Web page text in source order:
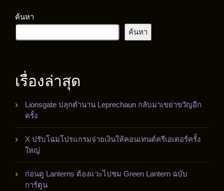
ค้นหา
ค้นหา
เรื่องล่าสุด
Lionsgate ปลุกตำนาน Leprechaun กลับมาเขย่าขวัญอีก
ครั้ง
X ปรับโฉมโปรแกรมจ่ายเงินให้คอนเทนต์ครีเอเตอร์ครั้ง
ใหญ่
ก่อนดู Lanterns ต้องแวะไปชม Green Lantern ฉบับ
การ์ตูน